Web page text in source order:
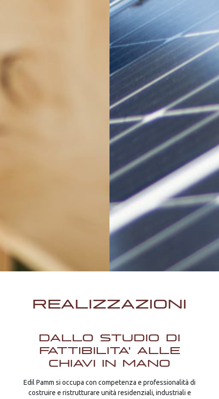
REALIZZAZIONI
DALLO STUDIO DI
FATTIBILITA' ALLE
CHIAVI IN MANO
Edil Pamm si occupa con competenza e professionalità di
costruire e ristrutturare unità residenziali, industriali e